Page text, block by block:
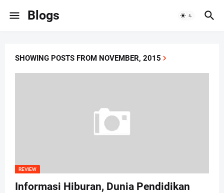
Blogs
SHOWING POSTS FROM NOVEMBER, 2015
REVIEW
Informasi Hiburan, Dunia Pendidikan